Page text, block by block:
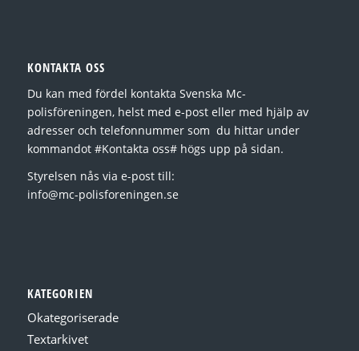
KONTAKTA OSS
Du kan med fördel kontakta Svenska Mc-
polisföreningen, helst med e-post eller med hjälp av
adresser och telefonnummer som du hittar under
kommandot #Kontakta oss# högs upp på sidan.
Styrelsen nås via e-post till:
info@mc-polisforeningen.se
KATEGORIEN
Okategoriserade
Textarkivet